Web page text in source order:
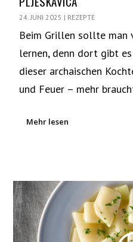
24. JUNI 2025 | REZEPTE
Beim Grillen sollte man
lernen, denn dort gibt
dieser archaischen
und Feuer – mehr
Mehr lesen